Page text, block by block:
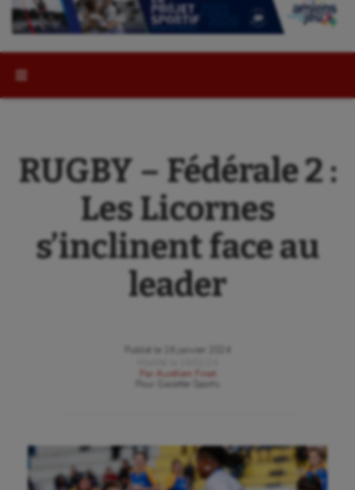
RUGBY – Fédérale 2 :
Les Licornes
s’inclinent face au
leader
Publié le
16 janvier 2024
Par
Aurélien Finet
Gazette Sports